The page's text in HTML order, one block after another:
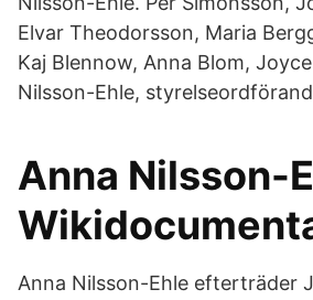
Elvar Theodorsson, Maria
Kaj Blennow, Anna Blom,
Nilsson-Ehle,
Anna Nilsson-
Anna Nilsson-Ehle efterträder